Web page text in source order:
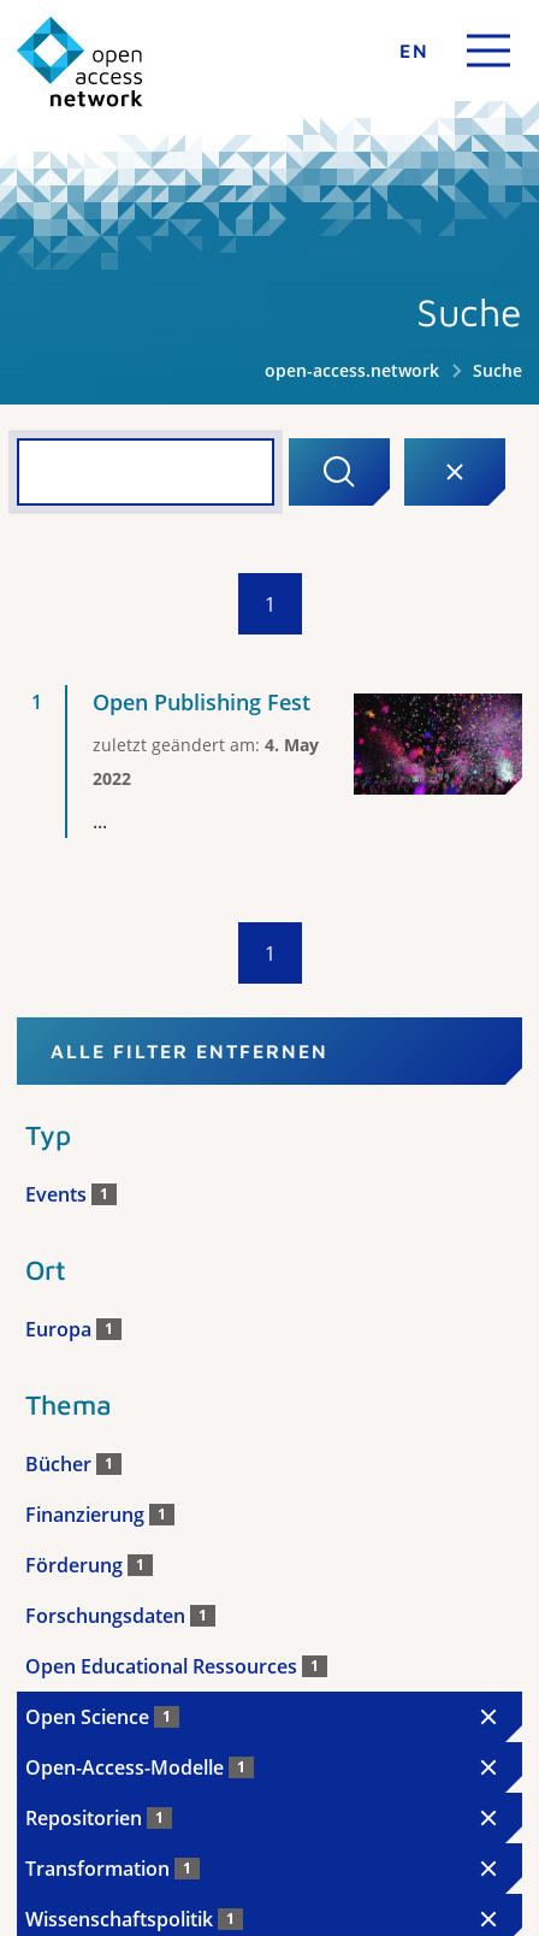
EN
Suche
open-access.network Suche
1
Open Publishing Fest
zuletzt geändert am: 4. May
2022
...
1
ALLE FILTER ENTFERNEN
Typ
Events 1
Ort
Europa 1
Thema
Bücher 1
Finanzierung 1
Förderung 1
Forschungsdaten 1
Open Educational Ressources 1
Open Science 1
Open-Access-Modelle 1
Repositorien 1
Transformation 1
Wissenschaftspolitik 1